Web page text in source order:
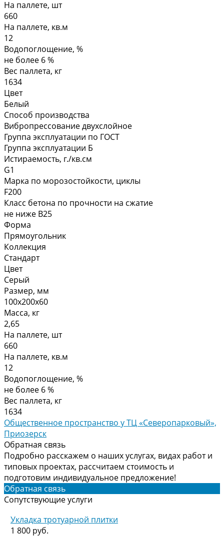
На паллете, шт
660
На паллете, кв.м
12
Водопоглощение, %
не более 6 %
Вес паллета, кг
1634
Цвет
Белый
Способ производства
Вибропрессование двухслойное
Группа эксплуатации по ГОСТ
Группа эксплуатации Б
Истираемость, г./кв.см
G1
Марка по морозостойкости, циклы
F200
Класс бетона по прочности на сжатие
не ниже В25
Форма
Прямоугольник
Коллекция
Стандарт
Цвет
Серый
Размер, мм
100х200х60
Масса, кг
2,65
На паллете, шт
660
На паллете, кв.м
12
Водопоглощение, %
не более 6 %
Вес паллета, кг
1634
Общественное пространство у ТЦ «Северопарковый»,
Приозерск
Обратная связь
Подробно расскажем о наших услугах, видах работ и
типовых проектах, рассчитаем стоимость и
подготовим индивидуальное предложение!
Обратная связь
Сопутствующие услуги
Укладка тротуарной плитки
1 800 руб.